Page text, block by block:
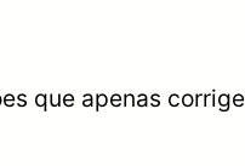
que apenas